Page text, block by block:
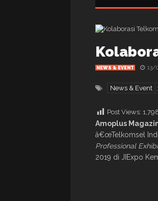
NEWS & EVENT 13/
News & Event
Post Views:
Amoplus
â€œTelkomsel
Professional
2019 di JIExpo